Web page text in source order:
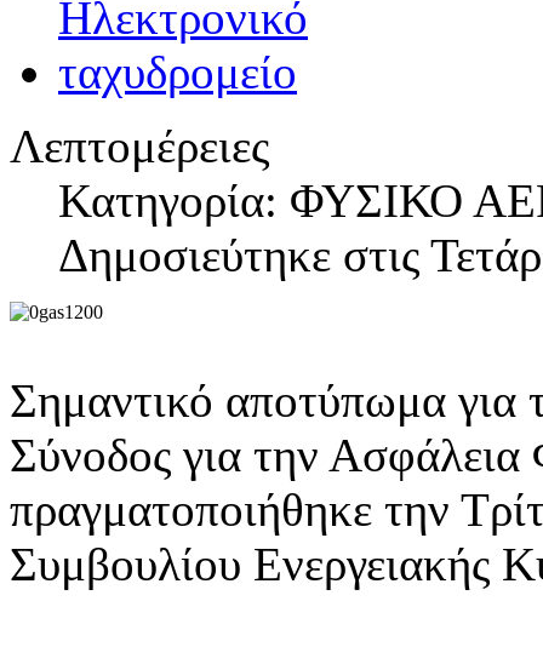
Λεπτομέρειες
Κατηγορία: ΦΥΣΙΚΟ
Δημοσιεύτηκε στις
Σημαντικό αποτύπωμα για
Σύνοδος για την
πραγματοποιήθηκε την
Συμβουλίου Ενεργειακής